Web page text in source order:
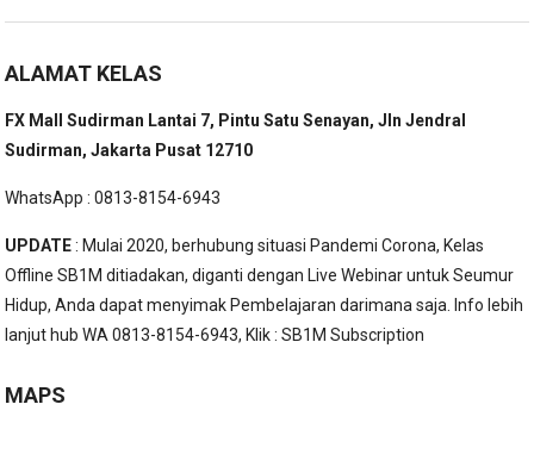
ALAMAT KELAS
FX Mall Sudirman Lantai 7, Pintu Satu Senayan, Jln Jendral
Sudirman, Jakarta Pusat 12710
WhatsApp : 0813-8154-6943
UPDATE: Mulai 2020, berhubung situasi Pandemi Corona, Kelas
Offline SB1M ditiadakan, diganti dengan Live Webinar untuk Seumur
Hidup, Anda dapat menyimak Pembelajaran darimana saja. Info lebih
lanjut hub WA 0813-8154-6943, Klik :SB1M Subscription
MAPS